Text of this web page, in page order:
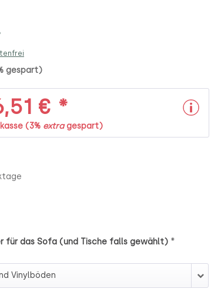
gespart)
€ *
(3% extragespart)
für das Sofa (und Tische falls gewählt) *
für das Sofa (und Tische falls gewählt)